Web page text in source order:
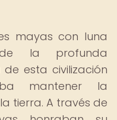
mayas con luna
la profunda
esta civilización
mantener la
tierra. A través de